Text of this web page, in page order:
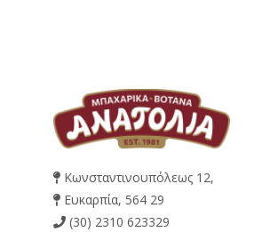
Κωνσταντινουπόλεως 12,
Ευκαρπία, 564 29
(30) 2310 623329